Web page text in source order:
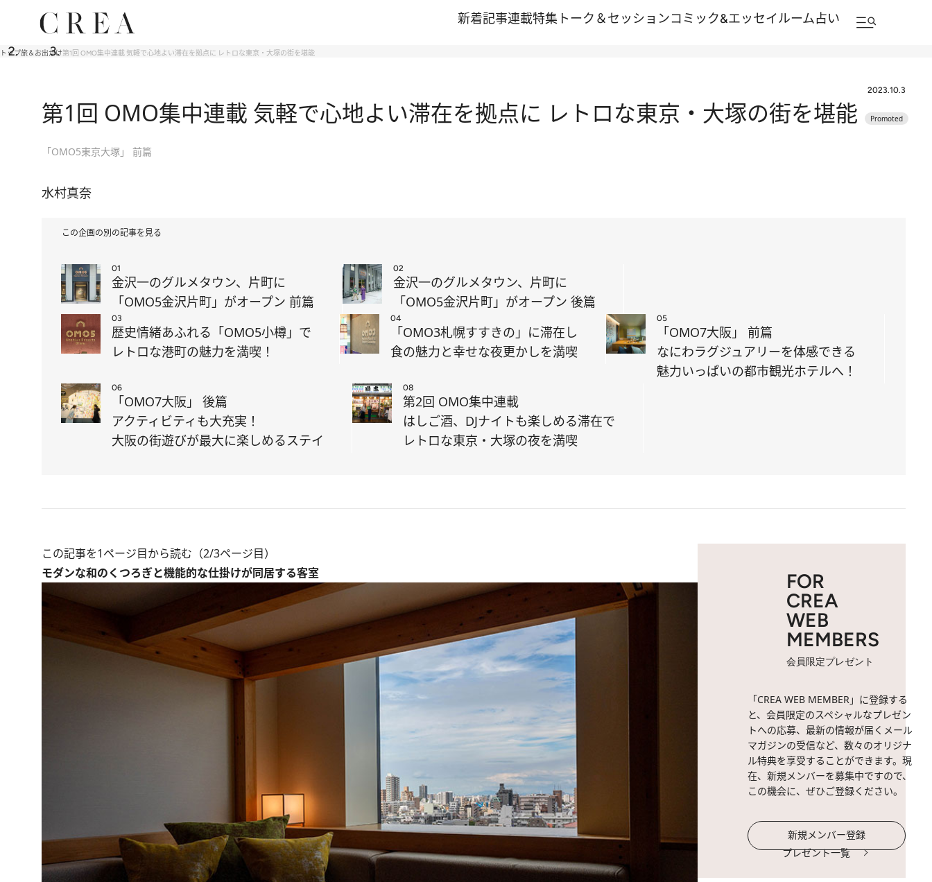
新着記事連載特集 トーク＆セッションコミック&エッセイルーム占い
トップ旅＆お出かけ第1回 OMO集中連載 気軽で心地よい滞在を拠点に レトロな東京・大塚の街を堪能
2023.10.3
第1回 OMO集中連載 気軽で心地よい滞在を拠点に レトロな東京・大塚の街を堪能
「OMO5東京大塚」 前篇
水村真奈
この企画の別の記事を見る
01
金沢一のグルメタウン、片町に
「OMO5金沢片町」がオープン 前篇
02
金沢一のグルメタウン、片町に
「OMO5金沢片町」がオープン 後篇
03
歴史情緒あふれる「OMO5小樽」で
レトロな港町の魅力を満喫！
04
「OMO3札幌すすきの」に滞在し
食の魅力と幸せな夜更かしを満喫
05
「OMO7大阪」 前篇
なにわラグジュアリーを体感できる
魅力いっぱいの都市観光ホテルへ！
06
「OMO7大阪」 後篇
アクティビティも大充実！
大阪の街遊びが最大に楽しめるステイ
08
第2回 OMO集中連載
はしご酒、DJナイトも楽しめる滞在で
レトロな東京・大塚の夜を満喫
この記事を1ページ目から読む（2/3ページ目）
モダンな和のくつろぎと機能的な仕掛けが同居する客室
FOR
CREA
WEB
MEMBERS
会員限定プレゼント
「CREA WEB MEMBER」に登録する
と、会員限定のスペシャルなプレゼン
トへの応募、最新の情報が届くメール
マガジンの受信など、数々のオリジナ
ル特典を享受することができます。現
在、新規メンバーを募集中ですので、
この機会に、ぜひご登録ください。
新規メンバー登録
プレゼント一覧